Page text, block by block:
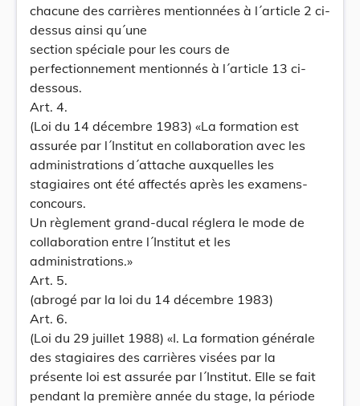
chacune des carrières mentionnées à l´article 2 ci-
dessus ainsi qu´une
section spéciale pour les cours de
perfectionnement mentionnés à l´article 13 ci-
dessous.
Art. 4.
(Loi du 14 décembre 1983) «La formation est
assurée par l´Institut en collaboration avec les
administrations d´attache auxquelles les
stagiaires ont été affectés après les examens-
concours.
Un règlement grand-ducal réglera le mode de
collaboration entre l´Institut et les
administrations.»
Art. 5.
(abrogé par la loi du 14 décembre 1983)
Art. 6.
(Loi du 29 juillet 1988) «I. La formation générale
des stagiaires des carrières visées par la
présente loi est assurée par l´Institut. Elle se fait
pendant la première année du stage, la période